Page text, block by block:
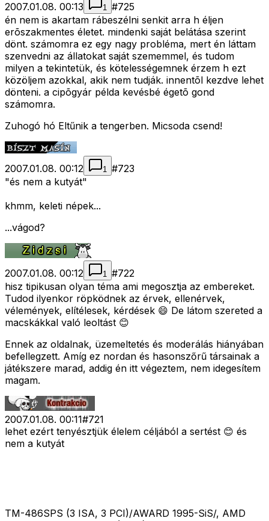
2007.01.08. 00:13 1 #725
én nem is akartam rábeszélni senkit arra h éljen
erõszakmentes életet. mindenki saját belátása szerint
dönt. számomra ez egy nagy probléma, mert én láttam
szenvedni az állatokat saját szememmel, és tudom
milyen a tekintetük, és kötelességemnek érzem h ezt
közöljem azokkal, akik nem tudják. innentõl kezdve lehet
dönteni. a cipõgyár példa kevésbé égetõ gond
számomra.
Zuhogó hó Eltűnik a tengerben. Micsoda csend!
2007.01.08. 00:12 1 #723
"és nem a kutyát"
khmm, keleti népek...
...vágod?
2007.01.08. 00:12 1 #722
hisz tipikusan olyan téma ami megosztja az embereket.
Tudod ilyenkor röpködnek az érvek, ellenérvek,
vélemények, elítélesek, kérdések 😄 De látom szereted a
macskákkal való leoltást 😊
Ennek az oldalnak, üzemeltetés és moderálás hiányában
befellegzett. Amíg ez nordan és hasonszőrű társainak a
játékszere marad, addig én itt végeztem, nem idegesítem
magam.
2007.01.08. 00:11#721
lehet ezért tenyésztjük élelem céljából a sertést 😊 és
nem a kutyát
TM-486SPS (3 ISA, 3 PCI)/AWARD 1995-SiS/, AMD